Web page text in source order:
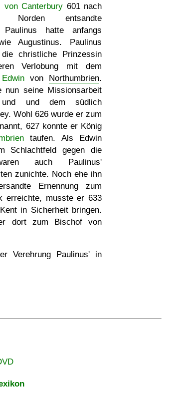
von Canterbury 601 nach
Norden entsandte
Paulinus hatte anfangs
Augustinus. Paulinus
christliche Prinzessin
Verlobung mit dem
Edwinvon Northumbrien.
seine Missionsarbeit
und und dem südlich
Wohl 626 wurde er zum
627 konnte er König
taufen. Als Edwin
Schlachtfeld gegen die
auch Paulinus'
zunichte. Noch ehe ihn
Ernennung zum
erreichte, musste er 633
in Sicherheit bringen.
dort zum Bischof von
Verehrung Paulinus' in